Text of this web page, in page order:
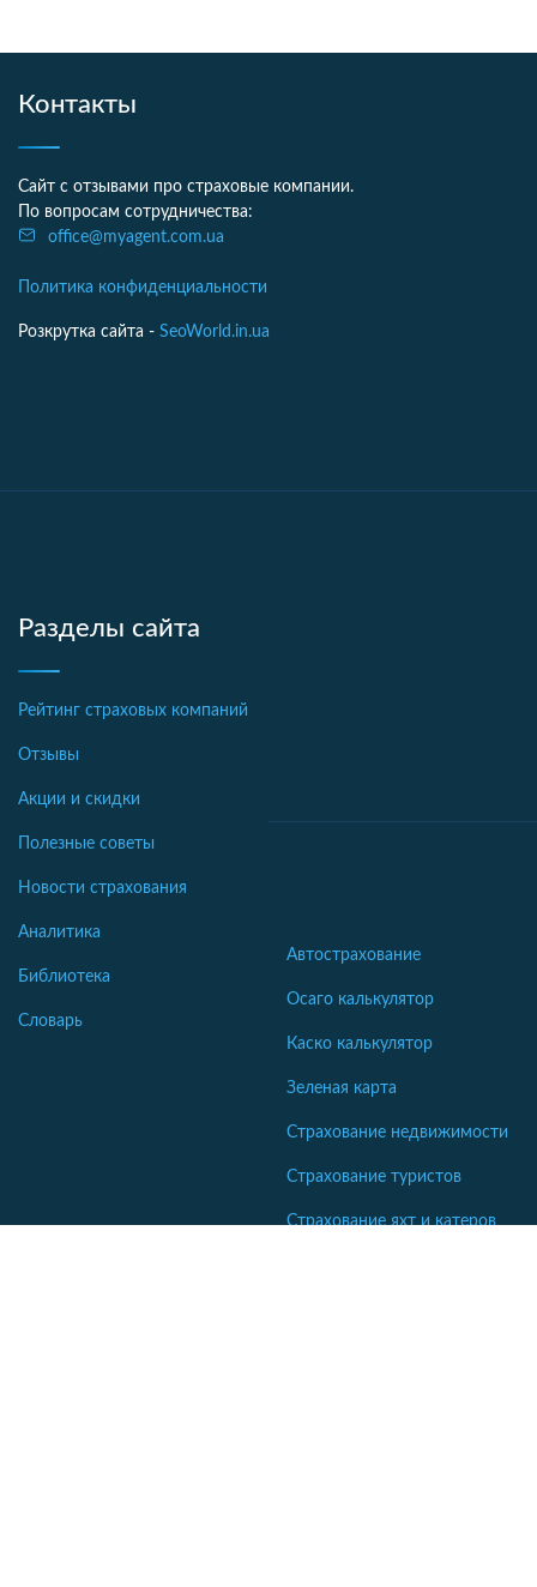
Контакты
Сайт с отзывами про страховые компании.
По вопросам сотрудничества:
office@myagent.com.ua
Политика конфиденциальности
Розкрутка сайта - SeoWorld.in.ua
Разделы сайта
Рейтинг страховых компаний
Отзывы
Акции и скидки
Полезные советы
Новости страхования
Аналитика
Библиотека
Словарь
Автострахование
Осаго калькулятор
Каско калькулятор
Зеленая карта
Страхование недвижимости
Страхование туристов
Страхование яхт и катеров